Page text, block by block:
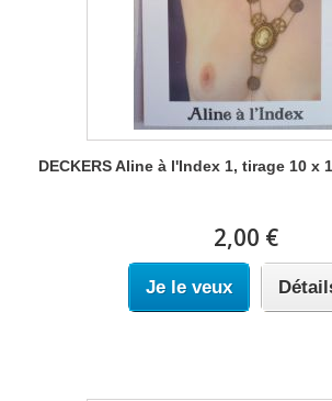
DECKERS Aline à l'Index 1, tirage 10 x
2,00 €
Je le veux